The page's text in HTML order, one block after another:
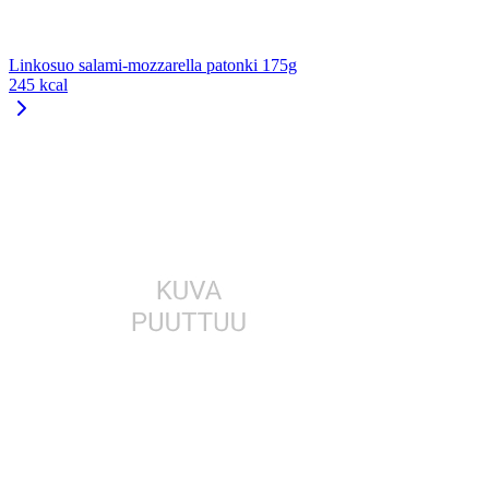
Linkosuo salami-mozzarella patonki 175g
245 kcal